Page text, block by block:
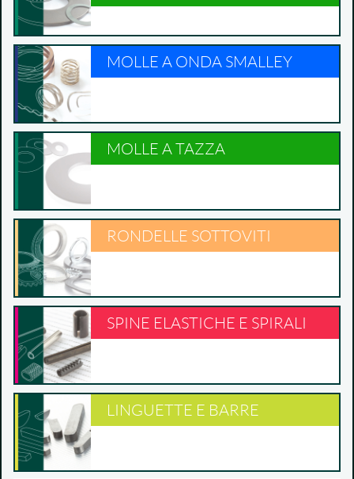
MOLLE A ONDA SMALLEY
MOLLE A TAZZA
RONDELLE SOTTOVITI
SPINE ELASTICHE E SPIRALI
LINGUETTE E BARRE